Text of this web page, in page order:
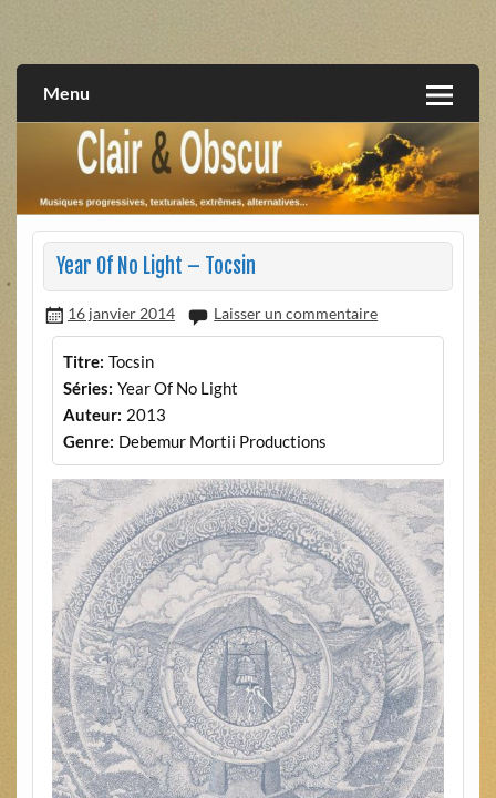
extrêmes, alternatives, texturales
Menu
Year Of No Light – Tocsin
16 janvier 2014 Laisser un commentaire
Titre: Tocsin
Séries: Year Of No Light
Auteur: 2013
Genre: Debemur Mortii Productions